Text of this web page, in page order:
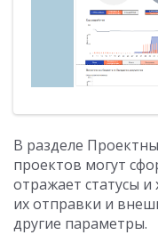
В разделе
проектов могут
отражает статусы
их отправки и
другие параметры.